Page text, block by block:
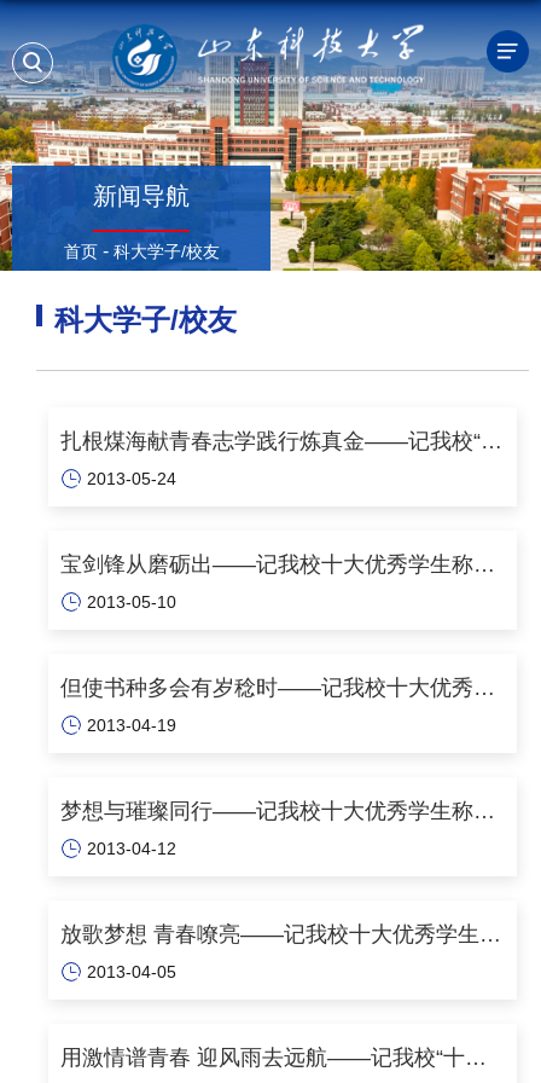
新闻导航
首页 - 科大学子/校友
科大学子/校友
扎根煤海献青春志学践行炼真金——记我校“十
大优秀学生”称号获得者韩秀成
2013-05-24
宝剑锋从磨砺出——记我校十大优秀学生称号
获得者李瑾
2013-05-10
但使书种多会有岁稔时——记我校十大优秀学
生称号获得者杭晓亚
2013-04-19
梦想与璀璨同行——记我校十大优秀学生称号
获得者高青霞
2013-04-12
放歌梦想 青春嘹亮——记我校十大优秀学生称
号获得者卢婷婷
2013-04-05
用激情谱青春 迎风雨去远航——记我校“十大